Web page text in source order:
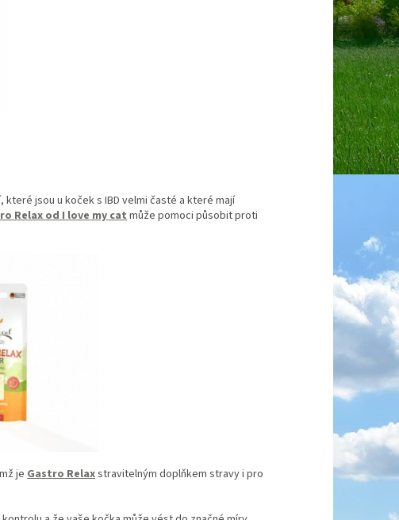
jsou u koček s IBD velmi časté a které mají
Relax od I love my catmůže pomoci působit proti
je Gastro Relaxstravitelným doplňkem stravy i pro